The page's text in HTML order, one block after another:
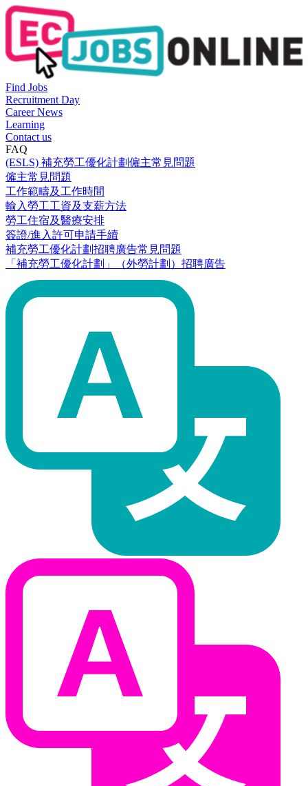
Find Jobs
Recruitment Day
Career News
Learning
Contact us
FAQ
(ESLS) 補充勞工優化計劃僱主常見問題
僱主常見問題
工作範疇及工作時間
輸入勞工工資及支薪方法
勞工住宿及醫療安排
簽證/進入許可申請手續
補充勞工優化計劃招聘廣告常見問題
「補充勞工優化計劃」（外勞計劃）招聘廣告